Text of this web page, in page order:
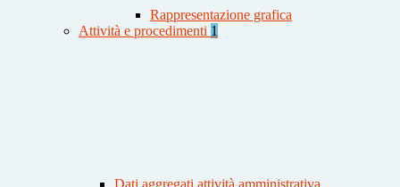
Rappresentazione grafica
Attività e procedimenti 1